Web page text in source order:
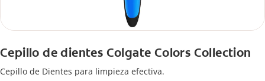
Cepillo de dientes Colgate Colors Collection
Cepillo de Dientes para limpieza efectiva.